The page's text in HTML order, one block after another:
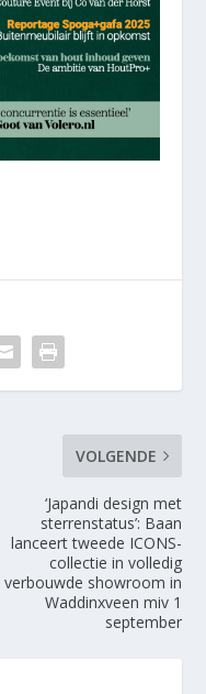
VOLGENDE
‘Japandi design met
sterrenstatus’: Baan
lanceert tweede ICONS-
collectie in volledig
verbouwde showroom in
Waddinxveen miv 1
september